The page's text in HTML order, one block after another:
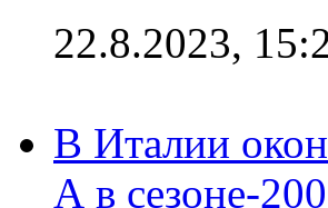
22.8.2023,
В Италии
А в сезоне-